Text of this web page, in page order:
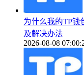
为什么我的TP钱
及解决办法
2026-08-08